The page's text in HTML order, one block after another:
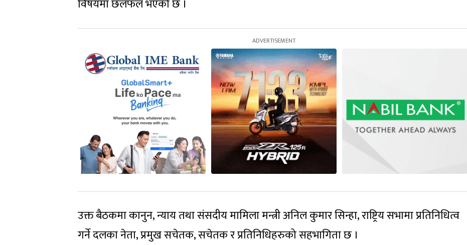
विषयमा छलफल भएको छ ।
उक्त बैठकमा कानुन, न्याय तथा संसदीय मामिला मन्त्री अनिल कुमार सिन्हा, राष्ट्रिय सभामा प्रतिनिधित्व
गर्ने दलका नेता, प्रमुख सचेतक, सचेतक र प्रतिनिधिहरुको सहभागिता छ ।